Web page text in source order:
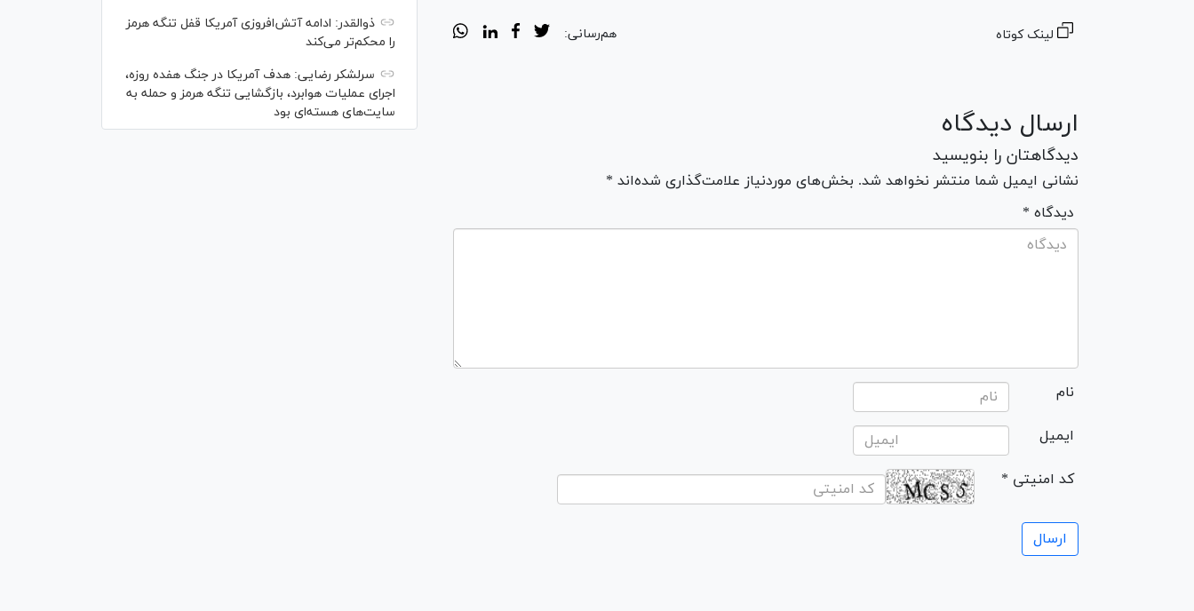
لینک کوتاه هم‌رسانی:
ارسال دیدگاه
دیدگاهتان را بنویسید
نشانی ایمیل شما منتشر نخواهد شد. بخش‌های موردنیاز علامت‌گذاری شده‌اند *
* دیدگاه
نام
ایمیل
* کد امنیتی
ذوالقدر: ادامه آتش‌افروزی آمریکا قفل تنگه هرمز
را محکم‌تر می‌کند
سرلشکر رضایی: هدف آمریکا در جنگ هفده روزه،
اجرای عملیات هوابرد، بازگشایی تنگه هرمز و حمله به
سایت‌های هسته‌ای بود